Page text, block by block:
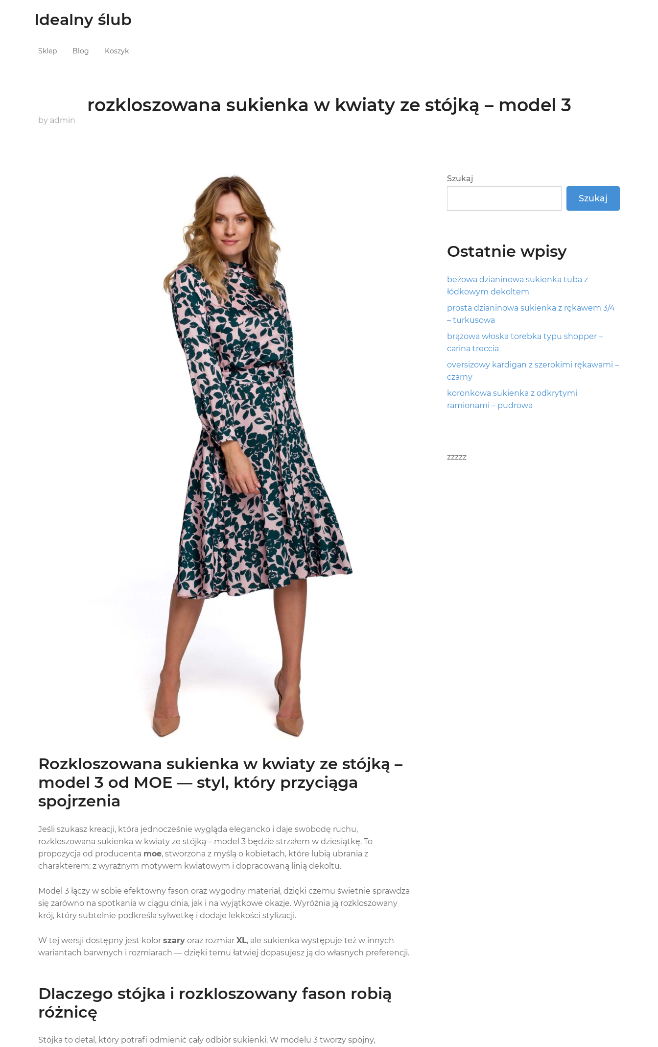
Idealny ślub
Sklep Blog Koszyk
rozkloszowana sukienka w kwiaty ze stójką – model 3
by admin
Rozkloszowana sukienka w kwiaty ze stójką –
model 3 od MOE — styl, który przyciąga
spojrzenia
Jeśli szukasz kreacji, która jednocześnie wygląda elegancko i daje swobodę ruchu,
rozkloszowana sukienka w kwiaty ze stójką – model 3 będzie strzałem w dziesiątkę. To
propozycja od producenta moe, stworzona z myślą o kobietach, które lubią ubrania z
charakterem: z wyraźnym motywem kwiatowym i dopracowaną linią dekoltu.
Model 3 łączy w sobie efektowny fason oraz wygodny materiał, dzięki czemu świetnie sprawdza
się zarówno na spotkania w ciągu dnia, jak i na wyjątkowe okazje. Wyróżnia ją rozkloszowany
krój, który subtelnie podkreśla sylwetkę i dodaje lekkości stylizacji.
W tej wersji dostępny jest kolor szary oraz rozmiar XL, ale sukienka występuje też w innych
wariantach barwnych i rozmiarach — dzięki temu łatwiej dopasujesz ją do własnych preferencji.
Dlaczego stójka i rozkloszowany fason robią
różnicę
Stójka to detal, który potrafi odmienić cały odbiór sukienki. W modelu 3 tworzy spójny,
Szukaj
Szukaj
Ostatnie wpisy
beżowa dzianinowa sukienka tuba z
łódkowym dekoltem
prosta dzianinowa sukienka z rękawem 3/4
– turkusowa
brązowa włoska torebka typu shopper –
carina treccia
oversizowy kardigan z szerokimi rękawami –
czarny
koronkowa sukienka z odkrytymi
ramionami – pudrowa
zzzzz